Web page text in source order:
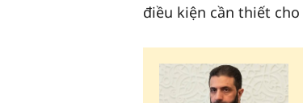
điều kiện cần thiết